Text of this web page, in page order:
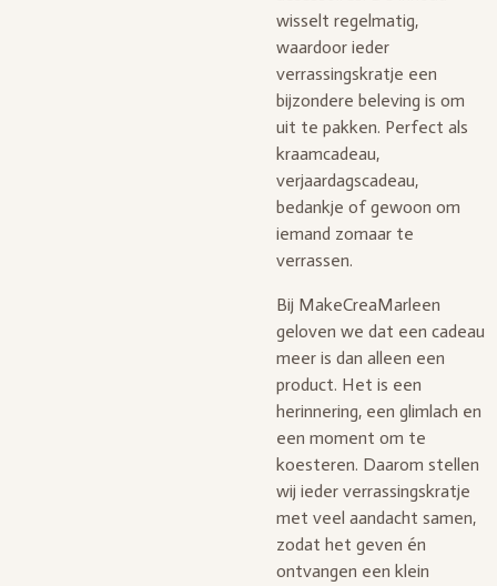
wisselt regelmatig,
waardoor ieder
verrassingskratje een
bijzondere beleving is om
uit te pakken. Perfect als
kraamcadeau,
verjaardagscadeau,
bedankje of gewoon om
iemand zomaar te
verrassen.
Bij MakeCreaMarleen
geloven we dat een cadeau
meer is dan alleen een
product. Het is een
herinnering, een glimlach en
een moment om te
koesteren. Daarom stellen
wij ieder verrassingskratje
met veel aandacht samen,
zodat het geven én
ontvangen een klein